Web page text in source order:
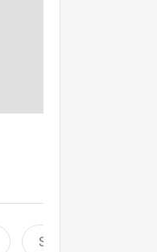
Sports aquatiques